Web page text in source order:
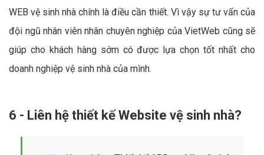
WEB vệ sinh nhà chính là điều cần thiết. Vì vậy sự tư vấn của
đội ngũ nhân viên nhân chuyên nghiệp của VietWeb cũng sẽ
giúp cho khách hàng sớm có được lựa chọn tốt nhất cho
doanh nghiệp vệ sinh nhà của mình.
6 - Liên hệ thiết kế Website vệ sinh nhà?